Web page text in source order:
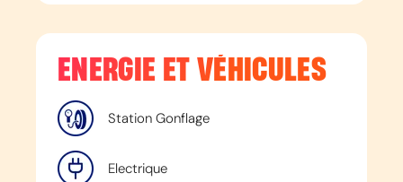
ENERGIE ET VÉHICULES
Station Gonflage
Electrique